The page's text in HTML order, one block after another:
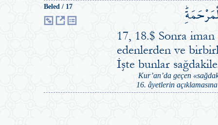
Beled / 17
17, 18.$ Sonra
edenlerden ve
İşte bunlar
Kur’an’da geçen
16. âyetlerin açıklamasına